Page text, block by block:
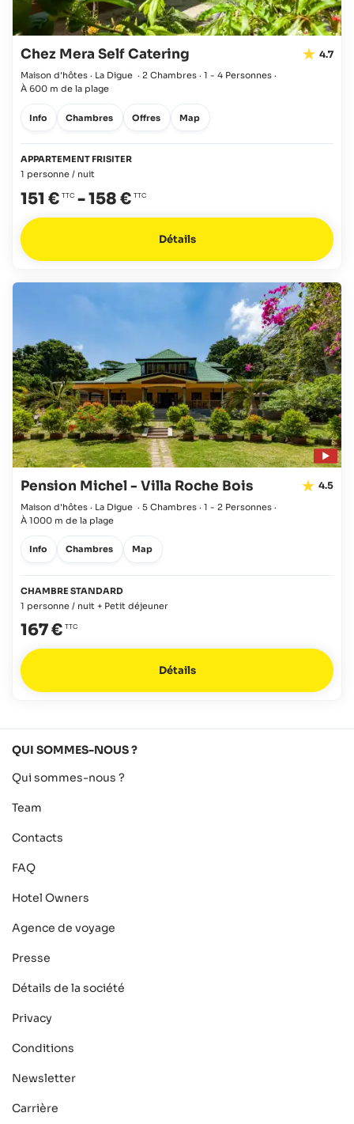
Chez Mera Self Catering 4.7
Maison d'hôtes · La Digue · 2 Chambres · 1 - 4 Personnes ·
À 600 m de la plage
Info Chambres Offres Map
APPARTEMENT FRISITER
1 personne / nuit
151 € -158 €
Détails
Pension Michel - Villa Roche Bois 4.5
Maison d'hôtes · La Digue · 5 Chambres · 1 - 2 Personnes ·
À 1000 m de la plage
Info Chambres Map
CHAMBRE STANDARD
1 personne / nuit + Petit déjeuner
167 €
Détails
QUI SOMMES-NOUS ?
Qui sommes-nous ?
Team
Contacts
FAQ
Hotel Owners
Agence de voyage
Presse
Détails de la société
Privacy
Conditions
Newsletter
Carrière